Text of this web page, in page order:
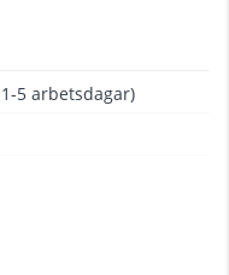
5 arbetsdagar)